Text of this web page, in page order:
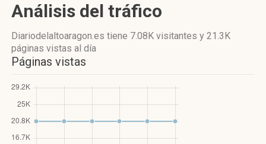
Análisis del tráfico
Diariodelaltoaragon.es tiene 7.08K visitantes y 21.3K
páginas vistas al día
Páginas vistas